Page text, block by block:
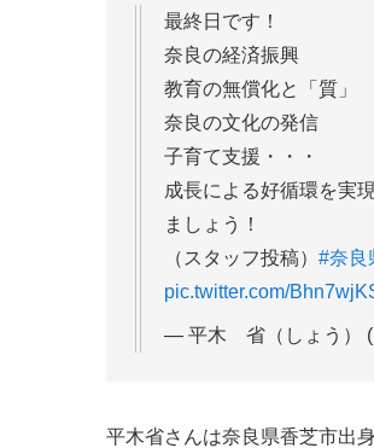
最終日です！
奈良の経済振興
教育の無償化と「質」
奈良の文化の発信
子育て支援・・・
成長による好循環を実
ましょう！
（スタッフ投稿） #奈良
pic.twitter.com/
— 平木 省（しょう）
平木省さんは奈良県香芝市出身